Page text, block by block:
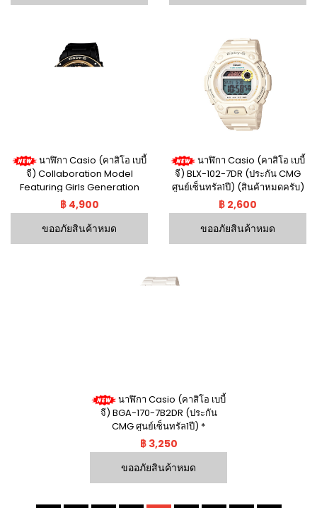
นาฬิกา Casio (คาสิโอ เบบี้
จี) Collaboration Model
Featuring Girls Generation
BGA-151GG-1BDR (ประกัน CMG
ศูนย์เซ็นทรัล1ปี)
฿ 4,900
ขออภัยสินค้าหมด
นาฬิกา Casio (คาสิโอ เบบี้
จี) BLX-102-7DR (ประกัน CMG
ศูนย์เซ็นทรัล1ปี) (สินค้าหมดครับ)
฿ 2,600
ขออภัยสินค้าหมด
นาฬิกา Casio (คาสิโอ เบบี้
จี) BGA-170-7B2DR (ประกัน
CMG ศูนย์เซ็นทรัล1ปี) *
฿ 3,250
ขออภัยสินค้าหมด